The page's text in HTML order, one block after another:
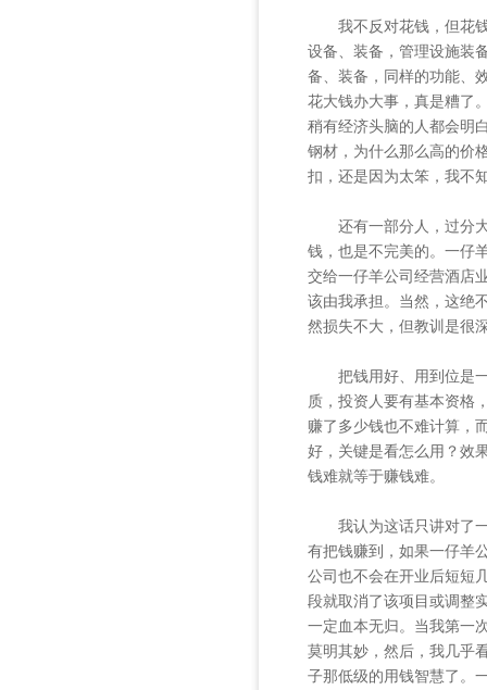
我不反对花钱，但花钱
设备、装备，管理设施装
备、装备，同样的功能、
花大钱办大事，真是糟了
稍有经济头脑的人都会明
钢材，为什么那么高的价
扣，还是因为太笨，我不
还有一部分人，过分大
钱，也是不完美的。一仔
交给一仔羊公司经营酒店
该由我承担。当然，这绝
然损失不大，但教训是很
把钱用好、用到位是一
质，投资人要有基本资格
赚了多少钱也不难计算，
好，关键是看怎么用？效
钱难就等于赚钱难。
我认为这话只讲对了一
有把钱赚到，如果一仔羊
公司也不会在开业后短短
段就取消了该项目或调整
一定血本无归。当我第一
莫明其妙，然后，我几乎
子那低级的用钱智慧了。